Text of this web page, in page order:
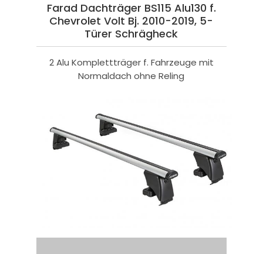
Farad Dachträger BS115 Alu130 f.
Chevrolet Volt Bj. 2010-2019, 5-
Türer Schrägheck
2 Alu Komplettträger f. Fahrzeuge mit
Normaldach ohne Reling